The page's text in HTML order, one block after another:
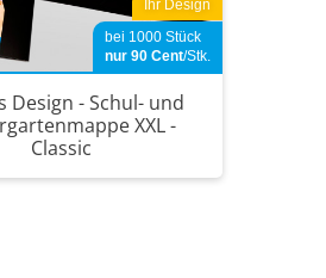
Ihr Design
bei 1000 Stück
nur 90 Cent/Stk.
Design - Schul- und
XXL -
Classic